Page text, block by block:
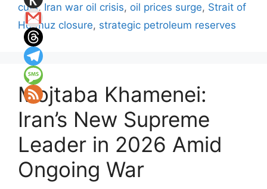
cuts, Iran war oil crisis, oil prices surge, Strait of
Hormuz closure, strategic petroleum reserves
Mojtaba Khamenei:
Iran’s New Supreme
Leader in 2026 Amid
Ongoing War